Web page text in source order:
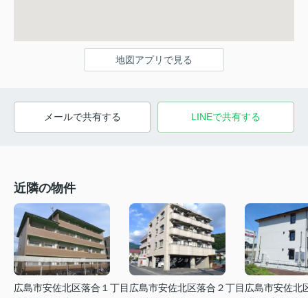
地図アプリで見る
メールで共有する LINEで共有する
近隣の物件
広島市安佐北区落合１丁目 広島市安佐北区落合２丁目 広島市安佐北